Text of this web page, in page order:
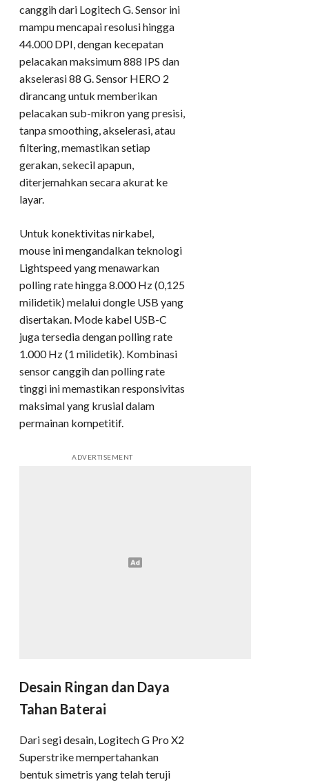
canggih dari Logitech G. Sensor ini
mampu mencapai resolusi hingga
44.000 DPI, dengan kecepatan
pelacakan maksimum 888 IPS dan
akselerasi 88 G. Sensor HERO 2
dirancang untuk memberikan
pelacakan sub-mikron yang presisi,
tanpa smoothing, akselerasi, atau
filtering, memastikan setiap
gerakan, sekecil apapun,
diterjemahkan secara akurat ke
layar.
Untuk konektivitas nirkabel,
mouse ini mengandalkan teknologi
Lightspeed yang menawarkan
polling rate hingga 8.000 Hz (0,125
milidetik) melalui dongle USB yang
disertakan. Mode kabel USB-C
juga tersedia dengan polling rate
1.000 Hz (1 milidetik). Kombinasi
sensor canggih dan polling rate
tinggi ini memastikan responsivitas
maksimal yang krusial dalam
permainan kompetitif.
ADVERTISEMENT
Desain Ringan dan Daya
Tahan Baterai
Dari segi desain, Logitech G Pro X2
Superstrike mempertahankan
bentuk simetris yang telah teruji